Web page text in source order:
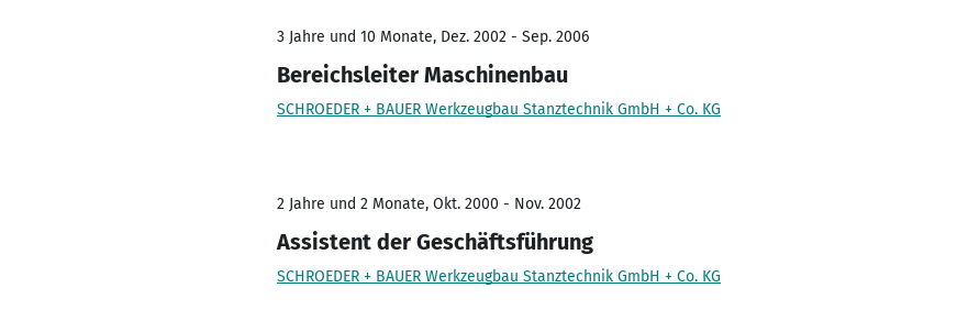
3 Jahre und 10 Monate, Dez. 2002 - Sep. 2006
Bereichsleiter Maschinenbau
SCHROEDER + BAUER Werkzeugbau Stanztechnik GmbH + Co. KG
2 Jahre und 2 Monate, Okt. 2000 - Nov. 2002
Assistent der Geschäftsführung
SCHROEDER + BAUER Werkzeugbau Stanztechnik GmbH + Co. KG